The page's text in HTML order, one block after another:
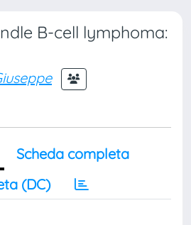
B-cell lymphoma:
Scheda completa
(DC)